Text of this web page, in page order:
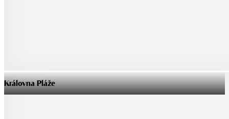
Královna Pláže